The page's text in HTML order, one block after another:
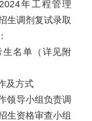
年工程管理
生调剂复试录取
名单（详见附
及方式
领导小组负责调
生资格审查小组